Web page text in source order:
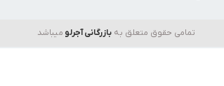
تمامی حقوق متعلق بهبازرگانی آجرلو میباشد